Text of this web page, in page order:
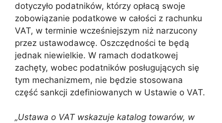
dotyczyło podatników, którzy opłacą swoje
zobowiązanie podatkowe w całości z rachunku
VAT, w terminie wcześniejszym niż narzucony
przez ustawodawcę. Oszczędności te będą
jednak niewielkie. W ramach dodatkowej
zachęty, wobec podatników posługujących się
tym mechanizmem, nie będzie stosowana
część sankcji zdefiniowanych w Ustawie o VAT.
„Ustawa o VAT wskazuje katalog towarów, w